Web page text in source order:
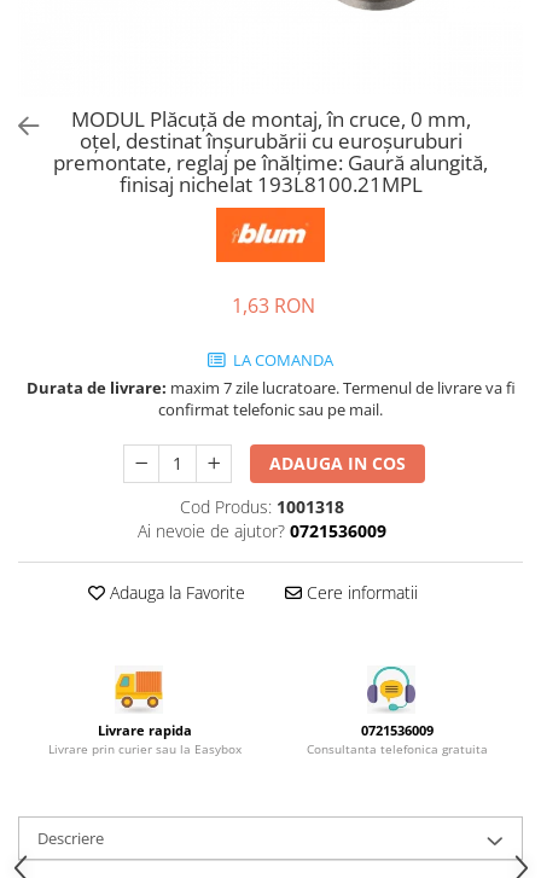
Accesorii dressing
Bari pentru haine
Console si suporti polita
Accesorii pentru compartimentare
Suruburi, coltare, elemente de
Lamele si cepi de lemn
Picioare si rotile mobilier
MODUL Plăcuţă de montaj, în cruce, 0 mm,
oţel, destinat înșurubării cu euroșuruburi
premontate, reglaj pe înălţime: Gaură alungită,
finisaj nichelat 193L8100.21MPL
1,63 RON
LA COMANDA
Durata de livrare: maxim 7 zile lucratoare. Termenul de livrare va fi
confirmat telefonic sau pe mail.
ADAUGA IN COS
Cod Produs: 1001318
Ai nevoie de ajutor? 0721536009
Adauga la Favorite Cere informatii
Livrare rapida
Livrare prin curier sau la Easybox
0721536009
Consultanta telefonica gratuita
Descriere